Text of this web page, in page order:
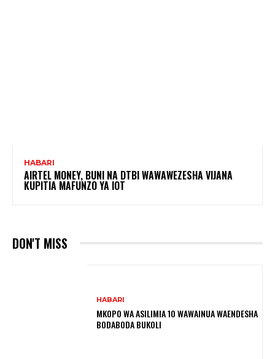
HABARI
AIRTEL MONEY, BUNI NA DTBI WAWAWEZESHA VIJANA
KUPITIA MAFUNZO YA IOT
DON'T MISS
HABARI
MKOPO WA ASILIMIA 10 WAWAINUA WAENDESHA
BODABODA BUKOLI